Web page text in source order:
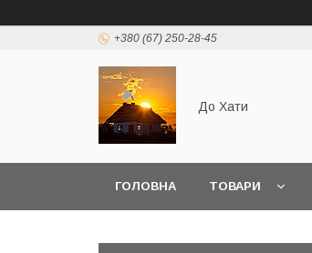
+380 (67) 250-28-45
До Хати
ГОЛОВНА ТОВАРИ